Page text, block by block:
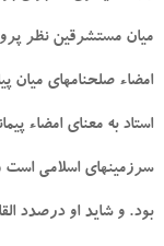
ميان مستشرقين نظر
امضاء صلحنامه‏اى ميان
استاد به معناى امضاء
سرزمينهاى اسلامى
بود. و شايد او درصدد